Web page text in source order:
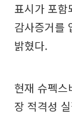
표시가 포
감사증거를
밝혔다.
현재 슈펙스
장 적격성